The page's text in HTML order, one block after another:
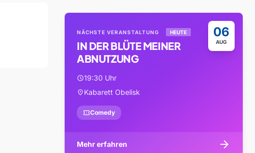
06
AUG
NÄCHSTE VERANSTALTUNG HEUTE
IN DER BLÜTE MEINER
ABNUTZUNG
schedule19:30 Uhr
location_onKabarett Obelisk
confirmation_numberComedy
Mehr erfahren arrow_forward